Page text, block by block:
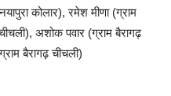
कोलार), रमेश मीणा (ग्राम
अशोक पवार (ग्राम बैरागढ़
बैरागढ़ चीचली)